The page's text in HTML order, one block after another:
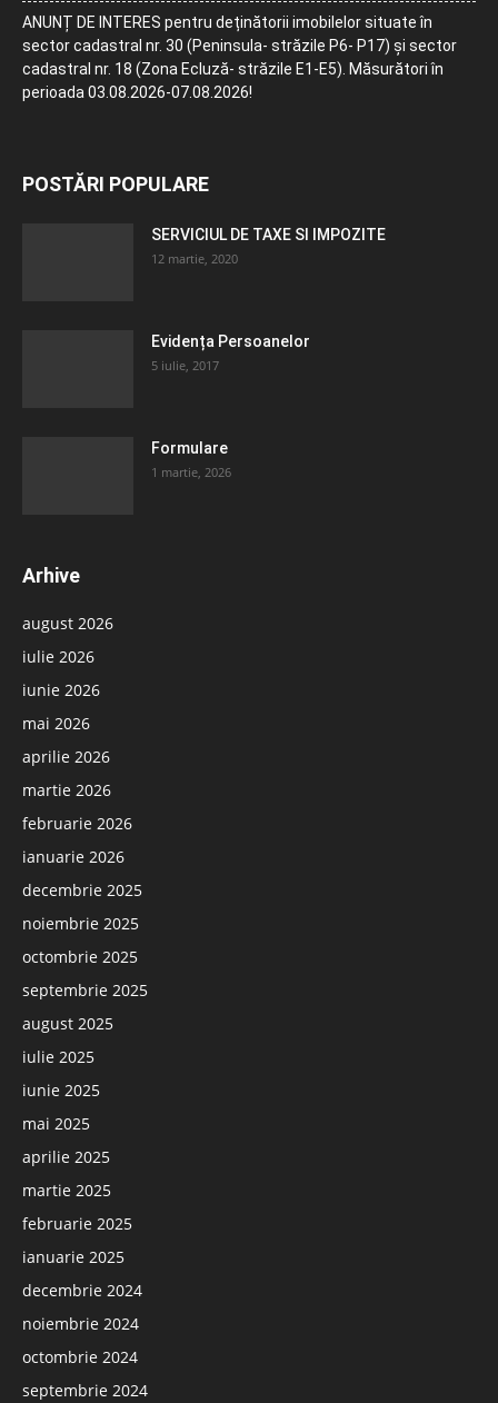
ANUNȚ DE INTERES pentru deținătorii imobilelor situate în
sector cadastral nr. 30 (Peninsula- străzile P6- P17) și sector
cadastral nr. 18 (Zona Ecluză- străzile E1-E5). Măsurători în
perioada 03.08.2026-07.08.2026!
POSTĂRI POPULARE
SERVICIUL DE TAXE SI IMPOZITE
12 martie, 2020
Evidența Persoanelor
5 iulie, 2017
Formulare
1 martie, 2026
Arhive
august 2026
iulie 2026
iunie 2026
mai 2026
aprilie 2026
martie 2026
februarie 2026
ianuarie 2026
decembrie 2025
noiembrie 2025
octombrie 2025
septembrie 2025
august 2025
iulie 2025
iunie 2025
mai 2025
aprilie 2025
martie 2025
februarie 2025
ianuarie 2025
decembrie 2024
noiembrie 2024
octombrie 2024
septembrie 2024